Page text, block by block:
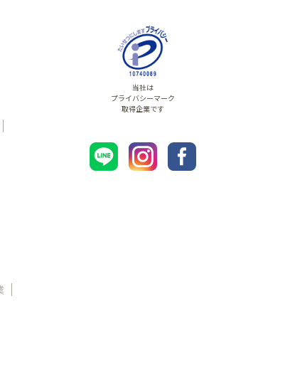
当社は
プライバシーマーク
取得企業です